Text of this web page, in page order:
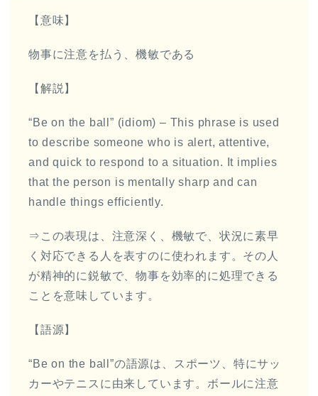
【意味】
物事に注意を払う、機敏である
【解説】
“Be on the ball” (idiom) – This phrase is used
to describe someone who is alert, attentive,
and quick to respond to a situation. It implies
that the person is mentally sharp and can
handle things efficiently.
⇒この表現は、注意深く、機敏で、状況に素早
く対応できる人を表すのに使われます。その人
が精神的に鋭敏で、物事を効率的に処理できる
ことを意味しています。
【語源】
“Be on the ball”の語源は、スポーツ、特にサッ
カーやテニスに由来しています。ボールに注意